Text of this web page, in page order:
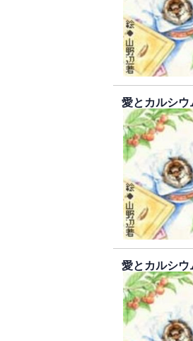
愛とカルシウ
愛とカルシウ